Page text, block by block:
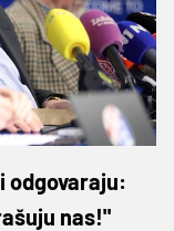
odgovaraju:
nas!"